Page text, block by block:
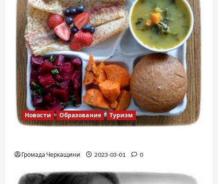
Новости Образование Туризм
Громада Черкащини 2023-03-01 0